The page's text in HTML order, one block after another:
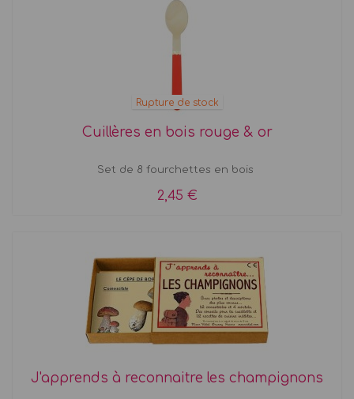
Rupture de stock
Cuillères en bois rouge & or
Set de 8 fourchettes en bois
2,45 €
J'apprends à reconnaitre les champignons